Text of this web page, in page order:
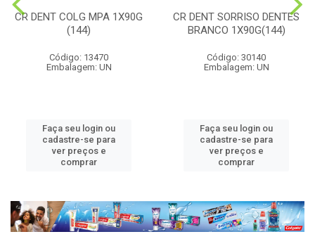
CR DENT COLG MPA 1X90G
(144)
Código: 13470
Embalagem: UN
Faça seu login ou
cadastre-se para
ver preços e
comprar
CR DENT SORRISO DENTES
BRANCO 1X90G(144)
Código: 30140
Embalagem: UN
Faça seu login ou
cadastre-se para
ver preços e
comprar